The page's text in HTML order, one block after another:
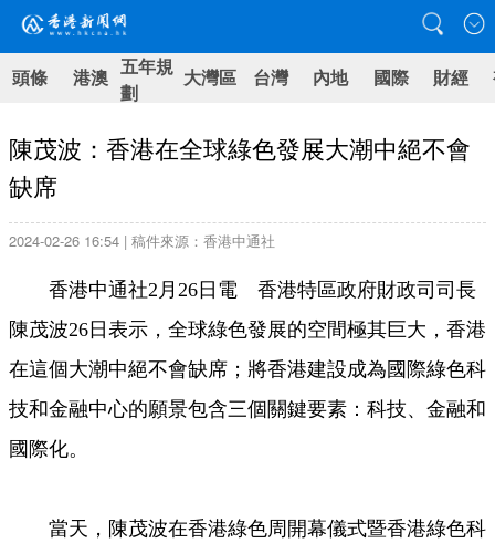
頭條 港澳 五年規
劃
大灣區 台灣 內地 國際 財經
陳茂波：香港在全球綠色發展大潮中絕不會
缺席
2024-02-26 16:54 | 稿件來源：香港中通社
香港中通社2月26日電 香港特區政府財政司司長
陳茂波26日表示，全球綠色發展的空間極其巨大，香港
在這個大潮中絕不會缺席；將香港建設成為國際綠色科
技和金融中心的願景包含三個關鍵要素：科技、金融和
國際化。
當天，陳茂波在香港綠色周開幕儀式暨香港綠色科